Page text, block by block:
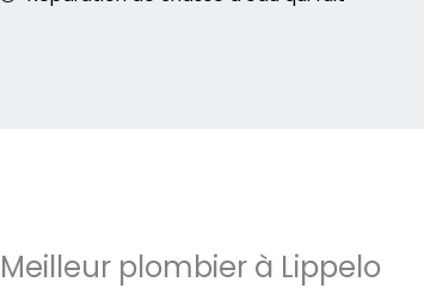
Meilleur plombier à Lippelo